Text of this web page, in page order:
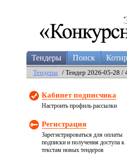
Тендеры Поиск
Тендеры / Тендер 2026-05-28 /
Кабинет подписчика
Настроить профиль рассылки
Регистрация
Зарегистрироваться для оплаты
подписки и получения доступа к
текстам новых тендеров